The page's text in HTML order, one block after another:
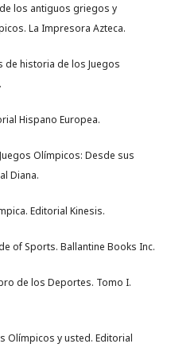
los antiguos griegos y
La Impresora Azteca.
de historia de los Juegos
Hispano Europea.
Olímpicos: Desde sus
Diana.
Editorial Kinesis.
of Sports. Ballantine Books Inc.
de los Deportes. Tomo I.
Olímpicos y usted. Editorial